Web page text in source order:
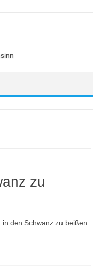
zu
den Schwanz zu beißen